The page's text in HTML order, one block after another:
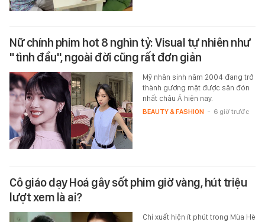
Nữ chính phim hot 8 nghìn tỷ: Visual tự nhiên như
"tình đầu", ngoài đời cũng rất đơn giản
Mỹ nhân sinh năm 2004 đang trở
thành gương mặt được săn đón
nhất châu Á hiện nay.
BEAUTY & FASHION - 6 giờ trước
Cô giáo dạy Hoá gây sốt phim giờ vàng, hút triệu
lượt xem là ai?
Chỉ xuất hiện ít phút trong Mùa Hè